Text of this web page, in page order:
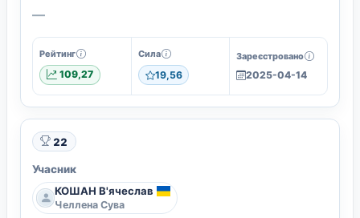
—
Рейтинг
109,27
Сила
19,56
Зареєстровано
2025-04-14
22
Учасник
КОШАН В'ячеслав
Челлена Сува